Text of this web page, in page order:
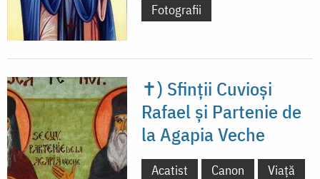
Fotografii
✝) Sfinții Cuvioși
Rafael și Partenie de
la Agapia Veche
Acatist Canon
Viață